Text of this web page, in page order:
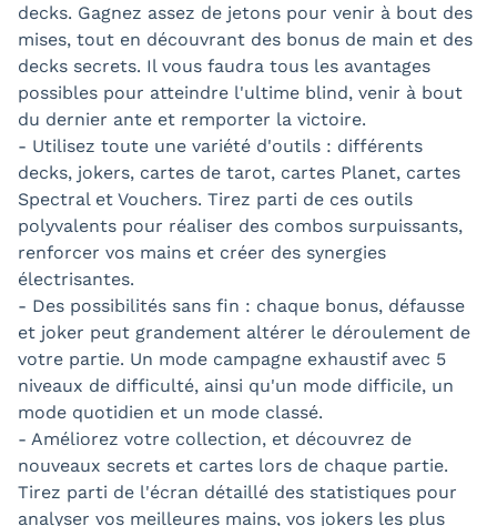
decks. Gagnez assez de jetons pour venir à bout des
mises, tout en découvrant des bonus de main et des
decks secrets. Il vous faudra tous les avantages
possibles pour atteindre l'ultime blind, venir à bout
du dernier ante et remporter la victoire.
- Utilisez toute une variété d'outils : différents
decks, jokers, cartes de tarot, cartes Planet, cartes
Spectral et Vouchers. Tirez parti de ces outils
polyvalents pour réaliser des combos surpuissants,
renforcer vos mains et créer des synergies
électrisantes.
- Des possibilités sans fin : chaque bonus, défausse
et joker peut grandement altérer le déroulement de
votre partie. Un mode campagne exhaustif avec 5
niveaux de difficulté, ainsi qu'un mode difficile, un
mode quotidien et un mode classé.
- Améliorez votre collection, et découvrez de
nouveaux secrets et cartes lors de chaque partie.
Tirez parti de l'écran détaillé des statistiques pour
analyser vos meilleures mains, vos jokers les plus